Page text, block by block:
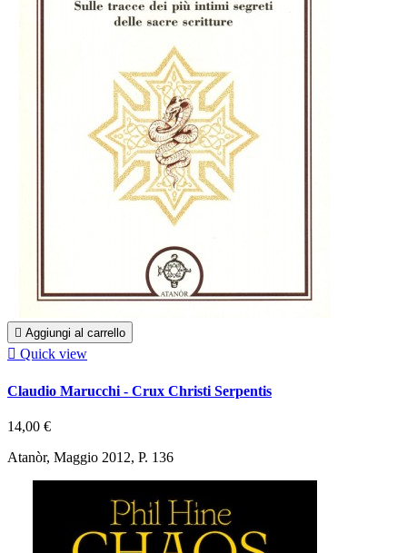
 Aggiungi al carrello
 Quick view
Claudio Marucchi - Crux Christi Serpentis
14,00 €
Atanòr, Maggio 2012, P. 136